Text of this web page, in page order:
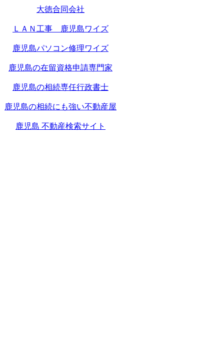
大徳合同会社
ＬＡＮ工事 鹿児島ワイズ
鹿児島パソコン修理ワイズ
鹿児島の在留資格申請専門家
鹿児島の相続専任行政書士
鹿児島の相続にも強い不動産屋
鹿児島 不動産検索サイト